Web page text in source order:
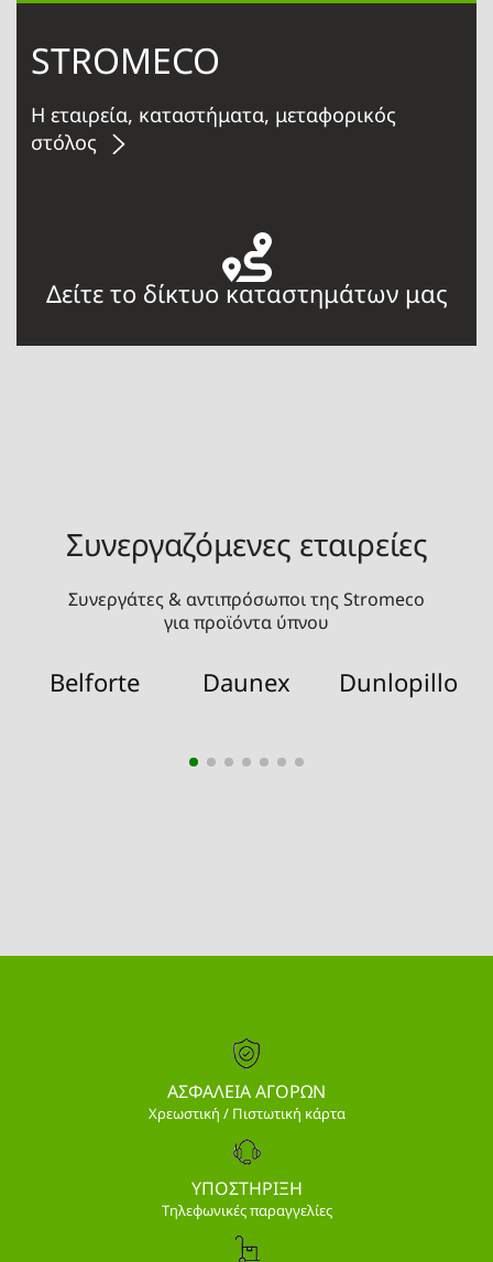
STROMECO
Η εταιρεία, καταστήματα, μεταφορικός
στόλος
Δείτε το δίκτυο καταστημάτων μας
Συνεργαζόμενες εταιρείες
Συνεργάτες & αντιπρόσωποι της Stromeco
για προϊόντα ύπνου
Belforte Daunex Dunlopillo
ΑΣΦΑΛΕΙΑ ΑΓΟΡΩΝ
Χρεωστική / Πιστωτική κάρτα
ΥΠΟΣΤΗΡΙΞΗ
Τηλεφωνικές παραγγελίες